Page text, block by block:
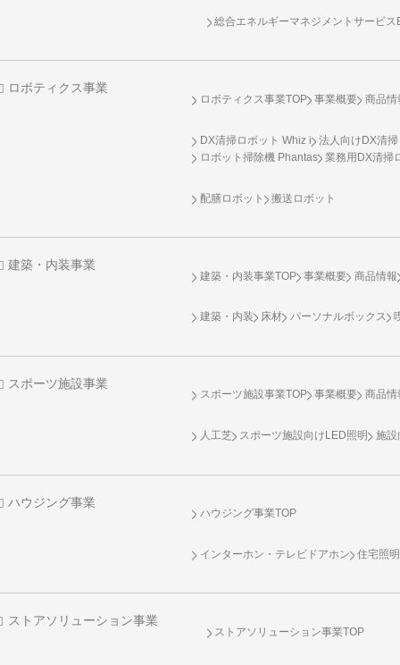
総合エネルギーマネジメントサービ
ロボティクス事業
ロボティクス事業TOP 事業概要 商品情
DX清掃ロボット Whiz i
法人向けDX清
ロボット掃除機 Phantas
業務用DX清掃
配膳ロボット 搬送ロボット
建築・内装事業
建築・内装事業TOP 事業概要 商品情報
建築・内装 床材 パーソナルボックス
スポーツ施設事業
スポーツ施設事業TOP 事業概要 商品情
人工芝 スポーツ施設向け LED照明 施設
ハウジング事業
ハウジング事業TOP
インターホン・テレビドアホン 住宅照明
ストアソリューション事業
ストアソリューション事業TOP